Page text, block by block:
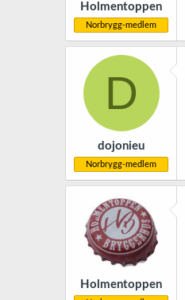
Holmentoppen
Norbrygg-medlem
D
dojonieu
Norbrygg-medlem
Holmentoppen